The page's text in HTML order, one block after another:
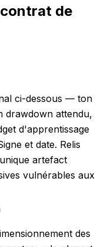
de
ci-dessous — ton
drawdown attendu,
d'apprentissage
et date. Relis
artefact
vulnérables aux
des